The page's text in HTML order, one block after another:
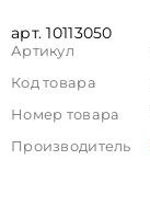
арт. 10113050
Артикул
Код товара
Номер товара
Производитель